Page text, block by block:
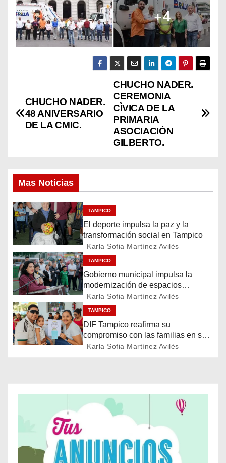
a
g
a
c
i
ó
n
d
e
e
d
CHUCHO NADER.
CEREMONIA
CÌVICA DE LA
PRIMARIA
ASOCIACIÒN
GILBERTO.
CHUCHO NADER.
48 ANIVERSARIO
DE LA CMIC.
Mas Noticias
TAMPICO
El deporte impulsa la paz y la
transformación social en Tampico
Karla Sofia Martínez Avilés
TAMPICO
Gobierno municipal impulsa la
modernización de espacios
deportivos en la ciudad
Karla Sofia Martínez Avilés
TAMPICO
DIF Tampico reafirma su
compromiso con las familias en su
día
Karla Sofia Martínez Avilés